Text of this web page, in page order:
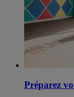
Préparez